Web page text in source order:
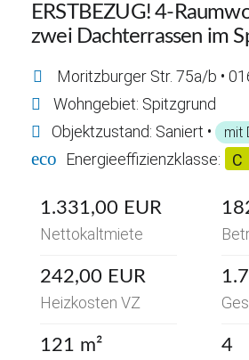
ERSTBEZUG! 4-
zwei Dachterrassen im
Moritzburger Str. 75a/b •
Wohngebiet: Spitzgrund
Objektzustand: Saniert •
mit
eco Energieeffizienzklasse: C
1.331,00 EUR
Nettokaltmiete
242,00 EUR
Heizkosten VZ
121 m² 4